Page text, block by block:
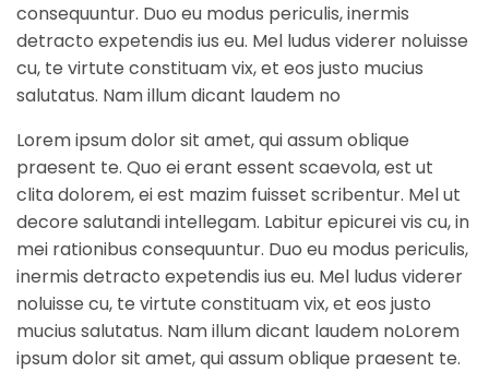
consequuntur. Duo eu modus periculis, inermis
detracto expetendis ius eu. Mel ludus viderer noluisse
cu, te virtute constituam vix, et eos justo mucius
salutatus. Nam illum dicant laudem no
Lorem ipsum dolor sit amet, qui assum oblique
praesent te. Quo ei erant essent scaevola, est ut
clita dolorem, ei est mazim fuisset scribentur. Mel ut
decore salutandi intellegam. Labitur epicurei vis cu, in
mei rationibus consequuntur. Duo eu modus periculis,
inermis detracto expetendis ius eu. Mel ludus viderer
noluisse cu, te virtute constituam vix, et eos justo
mucius salutatus. Nam illum dicant laudem noLorem
ipsum dolor sit amet, qui assum oblique praesent te.